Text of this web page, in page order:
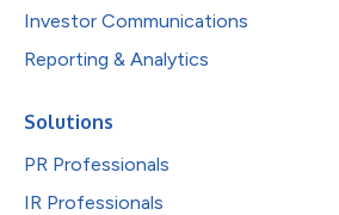
Investor Communications
Reporting & Analytics
Solutions
PR Professionals
IR Professionals